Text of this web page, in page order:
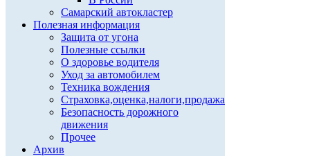
Самарский автокластер
Полезная информация
Защита от угона
Полезные ссылки
О здоровье водителя
Уход за автомобилем
Техника вождения
Страховка,оценка,налоги,продажа
Безопасность дорожного
движения
Прочее
Архив